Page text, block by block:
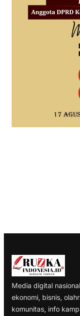
Media digital
ekonomi, bisnis,
komunitas, info